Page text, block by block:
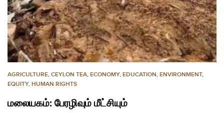
AGRICULTURE, CEYLON TEA, ECONOMY, EDUCATION, ENVIRONMENT,
EQUITY, HUMAN RIGHTS
மலையகம்: பேரழிவும் மீட்சியும்